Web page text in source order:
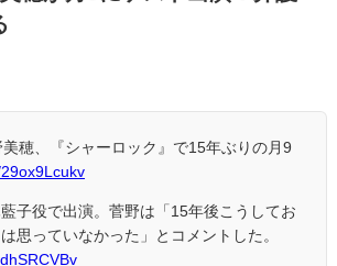
穂、『シャーロック』で15年ぶりの月9
子役で出演。菅野は「15年後こうしてお
思っていなかった」とコメントした。